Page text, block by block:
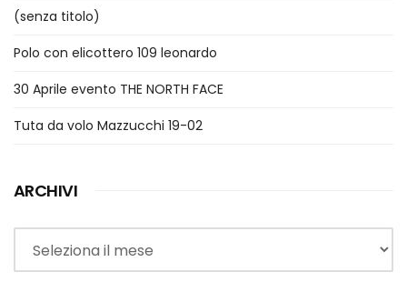
(senza titolo)
Polo con elicottero 109 leonardo
30 Aprile evento THE NORTH FACE
Tuta da volo Mazzucchi 19-02
ARCHIVI
Archivi